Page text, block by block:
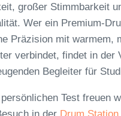
großer Stimmbarkeit
Wer ein Premium-
Präzision mit warmem,
verbindet, findet in der
Begleiter für
Test freuen